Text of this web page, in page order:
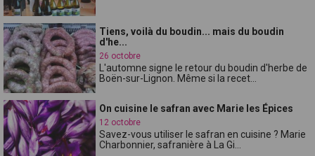
Tiens, voilà du boudin... mais du boudin
d'he...
26 octobre
L'automne signe le retour du boudin d'herbe de
Boën-sur-Lignon. Même si la recet...
On cuisine le safran avec Marie les Épices
12 octobre
Savez-vous utiliser le safran en cuisine ? Marie
Charbonnier, safranière à La Gi...